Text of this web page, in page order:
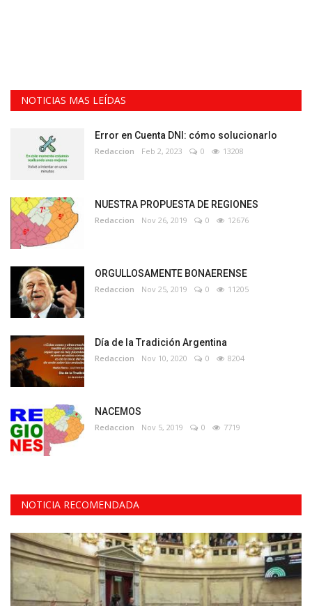
NOTICIAS MAS LEÍDAS
Error en Cuenta DNI: cómo solucionarlo
Redaccion Feb 2, 2023 0 13208
NUESTRA PROPUESTA DE REGIONES
Redaccion Nov 26, 2019 0 12676
ORGULLOSAMENTE BONAERENSE
Redaccion Nov 25, 2019 0 11205
Día de la Tradición Argentina
Redaccion Nov 10, 2020 0 8204
NACEMOS
Redaccion Nov 5, 2019 0 7719
NOTICIA RECOMENDADA